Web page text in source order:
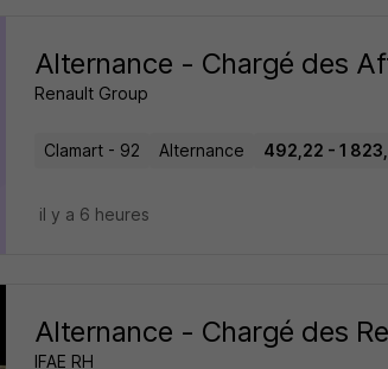
Alternance - Chargé des
Renault Group
Clamart - 92 Alternance 492,22 - 1
il y a 6 heures
Alternance - Chargé des
IFAE RH